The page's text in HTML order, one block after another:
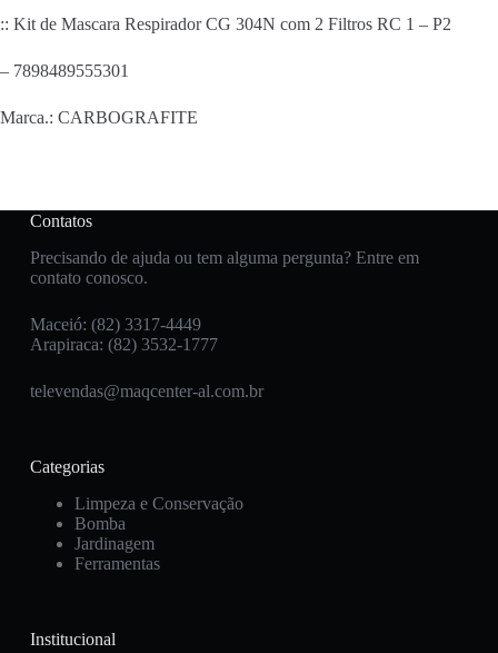
:: Kit de Mascara Respirador CG 304N com 2 Filtros RC 1 – P2
– 7898489555301
Marca.: CARBOGRAFITE
Contatos
Precisando de ajuda ou tem alguma pergunta? Entre em
contato conosco.
Maceió: (82) 3317-4449
Arapiraca: (82) 3532-1777
televendas@maqcenter-al.com.br
Categorias
Limpeza e Conservação
Bomba
Jardinagem
Ferramentas
Institucional